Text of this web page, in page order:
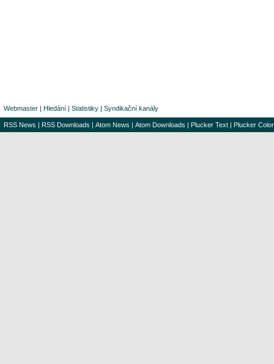
Webmaster | Hledání | Statistiky | Syndikační kanály
RSS News | RSS Downloads | Atom News | Atom Downloads | Plucker Text | Plucker Color